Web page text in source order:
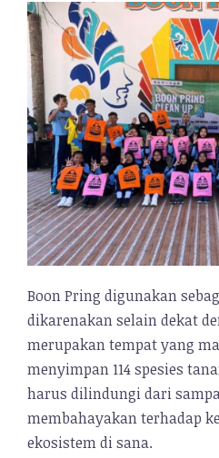
Boon Pring digunakan
dikarenakan selain dekat
merupakan tempat yang
menyimpan 114 spesies
harus dilindungi dari
membahayakan terhadap
ekosistem di sana.